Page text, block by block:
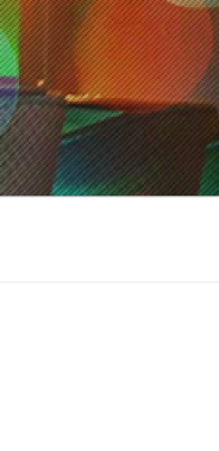
コ
ン
テ
ン
ツ
へ
ス